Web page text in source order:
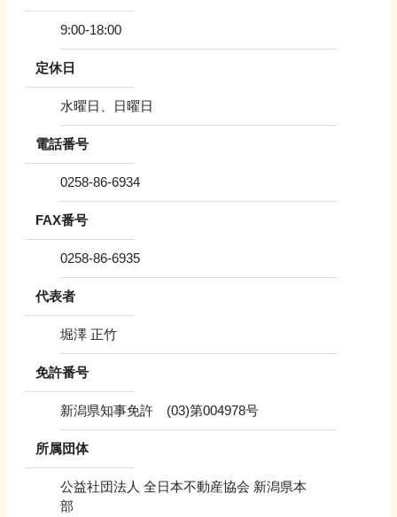
9:00-18:00
定休日
水曜日、日曜日
電話番号
0258-86-6934
FAX番号
0258-86-6935
代表者
堀澤 正竹
免許番号
新潟県知事免許 (03)第004978号
所属団体
公益社団法人 全日本不動産協会 新潟県本
部